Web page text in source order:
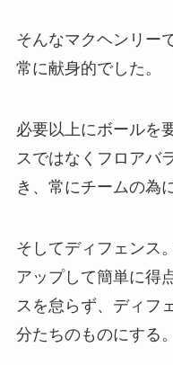
そんなマクヘンリー
常に献身的でした。
必要以上にボールを
スではなくフロアバ
き、常にチームの為
そしてディフェンス
アップして簡単に得
スを怠らず、ディフ
分たちのものにする。